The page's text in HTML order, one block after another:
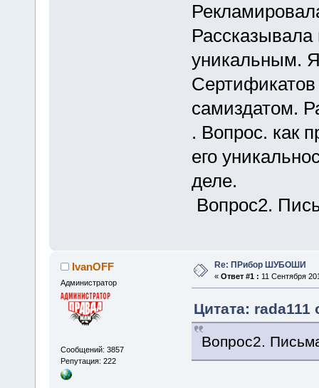
уникальным.
Сертификатов
самиздатом.
. Вопрос. как
его
деле.
Вопрос2.
IvanOFF
Администратор
Сообщений: 3857
Репутация: 222
Re: ПРибор ШУБОШИ
« Ответ #1 : 11 Сентября
Цитата: rada111
Вопрос2.